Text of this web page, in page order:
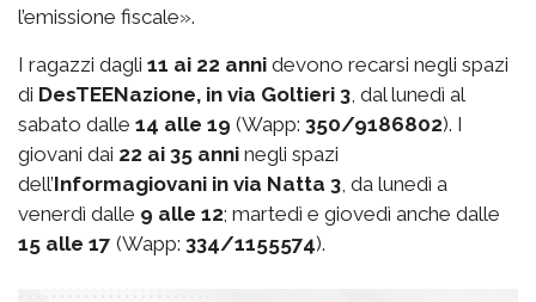
l’emissione fiscale».
I ragazzi dagli 11 ai 22 anni devono recarsi negli spazi
di DesTEENazione, in via Goltieri 3 , dal lunedì al
sabato dalle 14 alle 19 (Wapp: 350/9186802). I
giovani dai 22 ai 35 anni negli spazi
dell’Informagiovani in via Natta 3 , da lunedì a
venerdì dalle 9 alle 12; martedì e giovedì anche dalle
15 alle 17 (Wapp: 334/1155574).